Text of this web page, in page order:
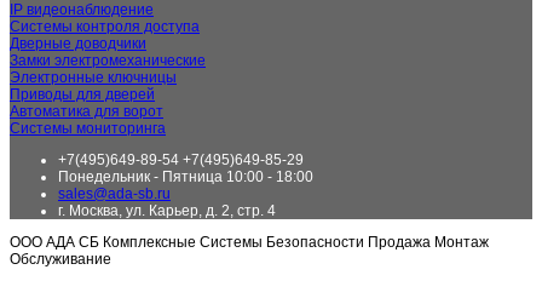
IP видеонаблюдение
Системы контроля доступа
Дверные доводчики
Замки электромеханические
Электронные ключницы
Приводы для дверей
Автоматика для ворот
Системы мониторинга
+7(495)649-89-54 +7(495)649-85-29
Понедельник - Пятница 10:00 - 18:00
sales@ada-sb.ru
г. Москва, ул. Карьер, д. 2, стр. 4
ООО АДА СБ Комплексные Системы Безопасности Продажа Монтаж
Обслуживание